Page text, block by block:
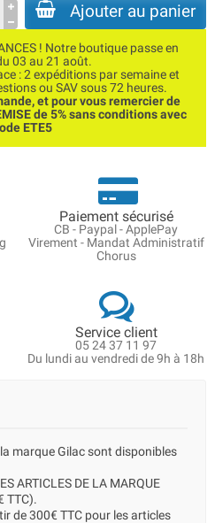
Ajouter au panier
! Notre boutique passe en
03 au 21 août.
: 2 expéditions par semaine et
ou SAV sous 72 heures.
et pour vous remercier de
de 5% sans conditions avec
ETE5
Paiement sécurisé
CB - Paypal - ApplePay
Virement - Mandat Administratif
Chorus
Service client
05 24 37 11 97
Du lundi au vendredi de 9h à 18h
marque Gilac sont disponibles
ARTICLES DE LA MARQUE
TTC).
de 300€ TTC pour les articles